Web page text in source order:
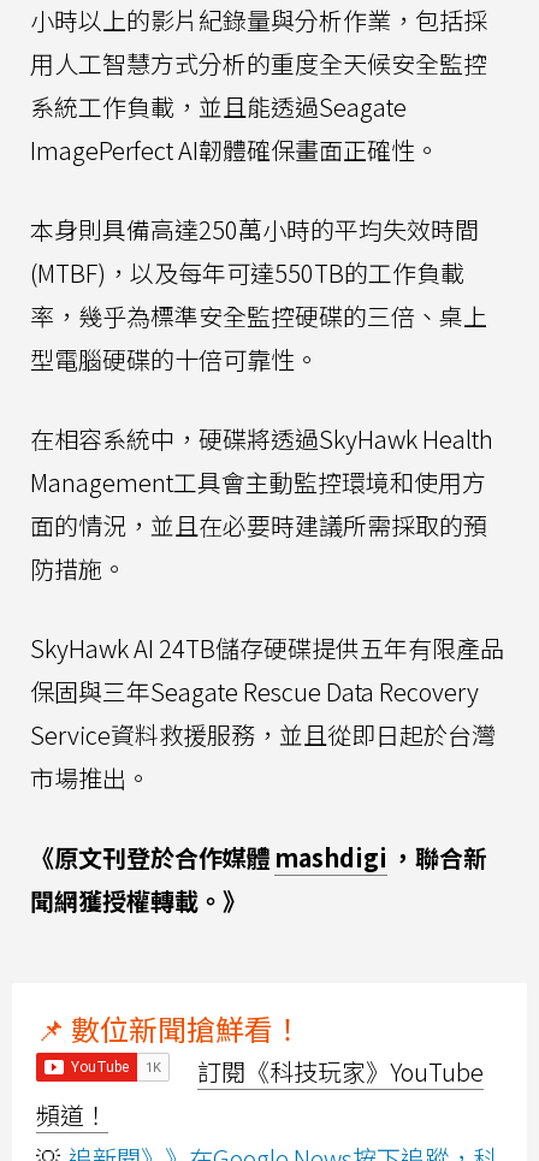
小時以上的影片紀錄量與分析作業，包括採
用人工智慧方式分析的重度全天候安全監控
系統工作負載，並且能透過Seagate
ImagePerfect AI韌體確保畫面正確性。
本身則具備高達250萬小時的平均失效時間
(MTBF)，以及每年可達550TB的工作負載
率，幾乎為標準安全監控硬碟的三倍、桌上
型電腦硬碟的十倍可靠性。
在相容系統中，硬碟將透過SkyHawk Health
Management工具會主動監控環境和使用方
面的情況，並且在必要時建議所需採取的預
防措施。
SkyHawk AI 24TB儲存硬碟提供五年有限產品
保固與三年Seagate Rescue Data Recovery
Service資料救援服務，並且從即日起於台灣
市場推出。
《原文刊登於合作媒體 mashdigi ，聯合新
聞網獲授權轉載。》
📌 數位新聞搶鮮看！
訂閱《科技玩家》YouTube
頻道！